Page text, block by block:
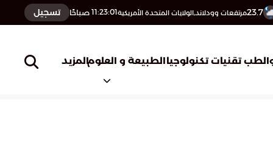
23.7مرتفعات وودلاند,الولايات المتحدة الأمريكية11:23:02 صباحًا تسجيل
تقنيات تكنولوجياالطبيعة و العلومالمزيد